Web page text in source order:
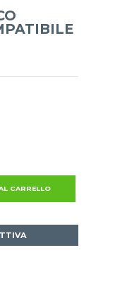
CARRELLO